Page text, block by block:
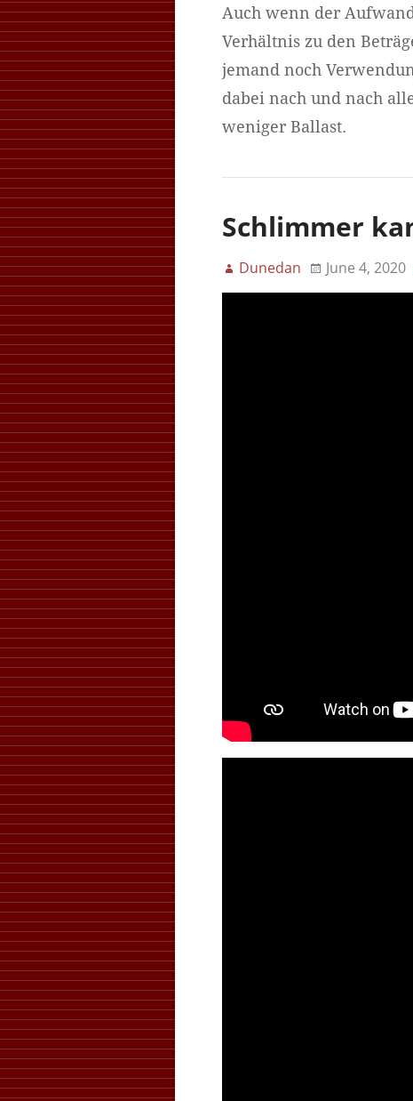
Auch wenn der
Verhältnis zu den
jemand noch
dabei nach und nach
weniger Ballast.
Schlimmer
Dunedan June 4, 2020